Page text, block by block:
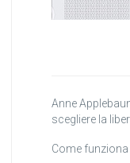
Anne
scegliere la
Come